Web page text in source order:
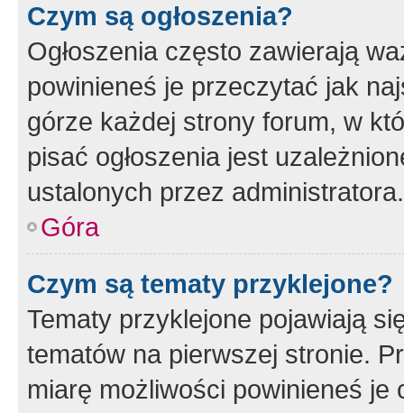
Czym są ogłoszenia?
Ogłoszenia często zawierają
powinieneś je przeczytać jak
górze każdej strony forum, w
pisać ogłoszenia jest
ustalonych przez administratora.
Góra
Czym są tematy przyklejone?
Tematy przyklejone pojawiają
tematów na pierwszej stronie.
miarę możliwości powinieneś je